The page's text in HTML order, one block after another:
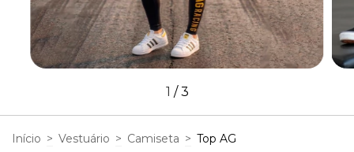
1 /3
Início > Vestuário > Camiseta > Top AG